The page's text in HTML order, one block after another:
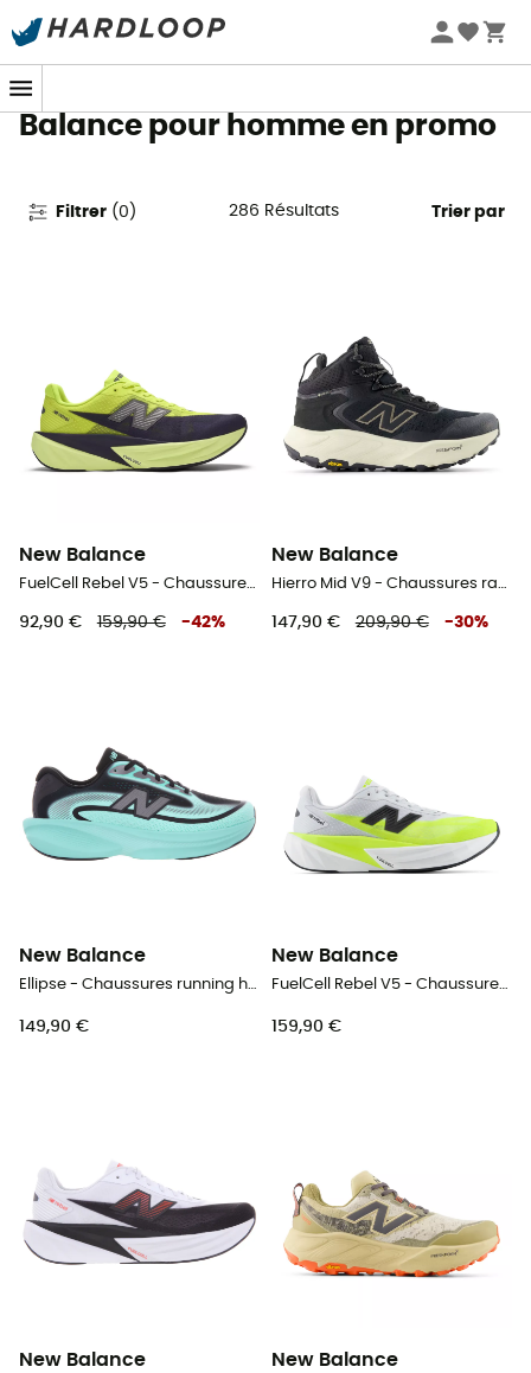
Promos d'été 🔥 -5 % EXTRA dès 2 produits* code Summer5
Vêtements & Chaussures New
Balance pour homme en promo
Filtrer (0 ) 286 Résultats Trier par
New Balance
FuelCell Rebel V5 - Chaussures running homme
92,90 € 159,90 € -42%
New Balance
Hierro Mid V9 - Chaussures randonnée homme
147,90 € 209,90 € -30%
New Balance
Ellipse - Chaussures running homme
149,90 €
New Balance
FuelCell Rebel V5 - Chaussures running homme
159,90 €
New Balance New Balance